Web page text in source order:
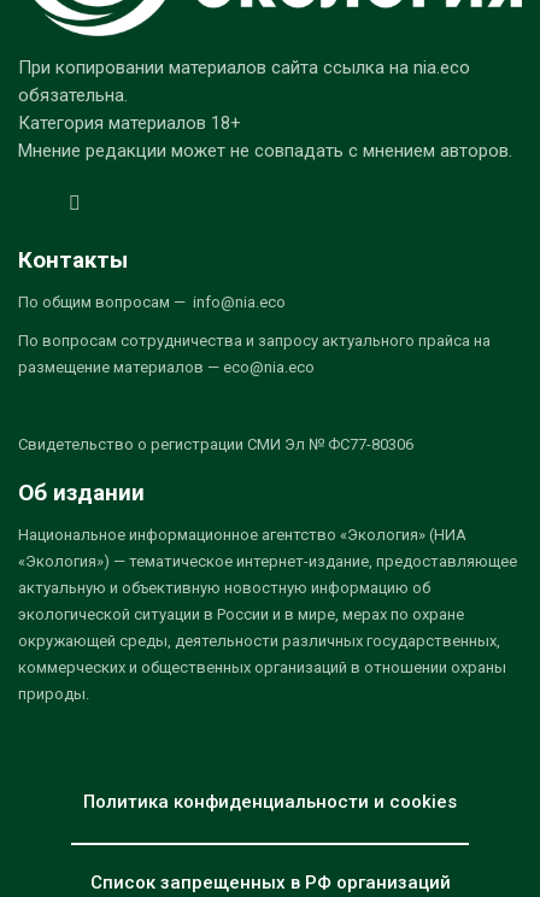
При копировании материалов сайта ссылка на nia.eco
обязательна.
Категория материалов 18+
Мнение редакции может не совпадать с мнением авторов.
Контакты
По общим вопросам — info@nia.eco
По вопросам сотрудничества и запросу актуального прайса на
размещение материалов — eco@nia.eco
Свидетельство о регистрации СМИ Эл № ФС77-80306
Об издании
Национальное информационное агентство «Экология» (НИА
«Экология») — тематическое интернет-издание, предоставляющее
актуальную и объективную новостную информацию об
экологической ситуации в России и в мире, мерах по охране
окружающей среды, деятельности различных государственных,
коммерческих и общественных организаций в отношении охраны
природы.
Политика конфиденциальности и cookies
Список запрещенных в РФ организаций